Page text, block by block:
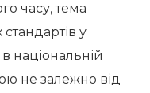
часу, тема
у
національній
не залежно від